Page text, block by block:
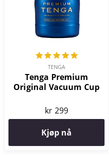
TENGA
Tenga Premium
Original Vacuum Cup
kr 299
Kjøp nå